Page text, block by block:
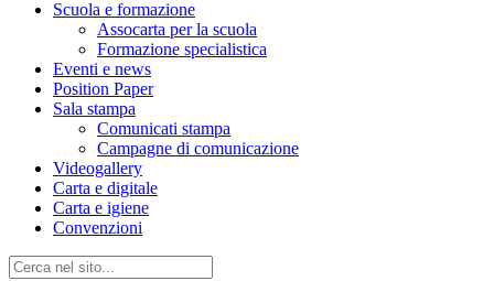
Scuola e formazione
Assocarta per la scuola
Formazione specialistica
Eventi e news
Position Paper
Sala stampa
Comunicati stampa
Campagne di comunicazione
Videogallery
Carta e digitale
Carta e igiene
Convenzioni